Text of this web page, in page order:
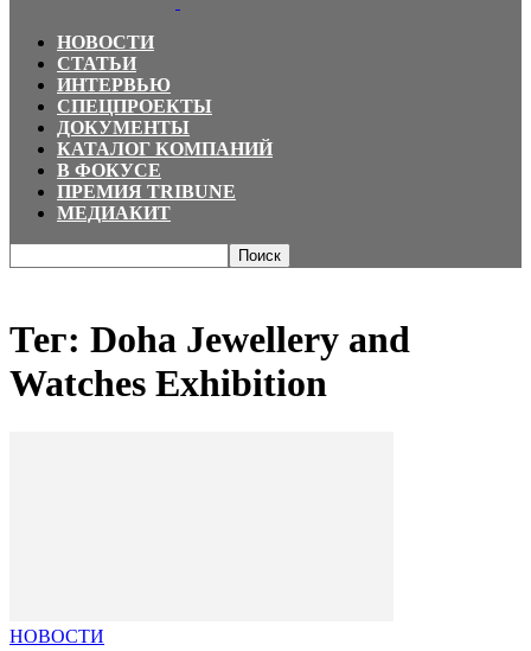
НОВОСТИ
СТАТЬИ
ИНТЕРВЬЮ
СПЕЦПРОЕКТЫ
ДОКУМЕНТЫ
КАТАЛОГ КОМПАНИЙ
В ФОКУСЕ
ПРЕМИЯ TRIBUNE
МЕДИАКИТ
Тег: Doha Jewellery and
Watches Exhibition
НОВОСТИ